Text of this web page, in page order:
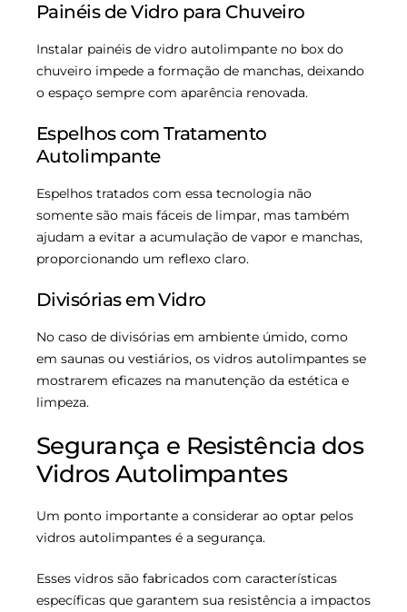
Painéis de Vidro para Chuveiro
Instalar painéis de vidro autolimpante no box do
chuveiro impede a formação de manchas, deixando
o espaço sempre com aparência renovada.
Espelhos com Tratamento
Autolimpante
Espelhos tratados com essa tecnologia não
somente são mais fáceis de limpar, mas também
ajudam a evitar a acumulação de vapor e manchas,
proporcionando um reflexo claro.
Divisórias em Vidro
No caso de divisórias em ambiente úmido, como
em saunas ou vestiários, os vidros autolimpantes se
mostrarem eficazes na manutenção da estética e
limpeza.
Segurança e Resistência dos
Vidros Autolimpantes
Um ponto importante a considerar ao optar pelos
vidros autolimpantes é a segurança.
Esses vidros são fabricados com características
específicas que garantem sua resistência a impactos